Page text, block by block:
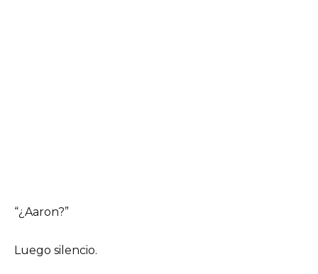
“¿Aaron?”
Luego silencio.